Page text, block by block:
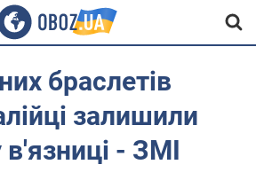
браслетів
залишили
- ЗМІ